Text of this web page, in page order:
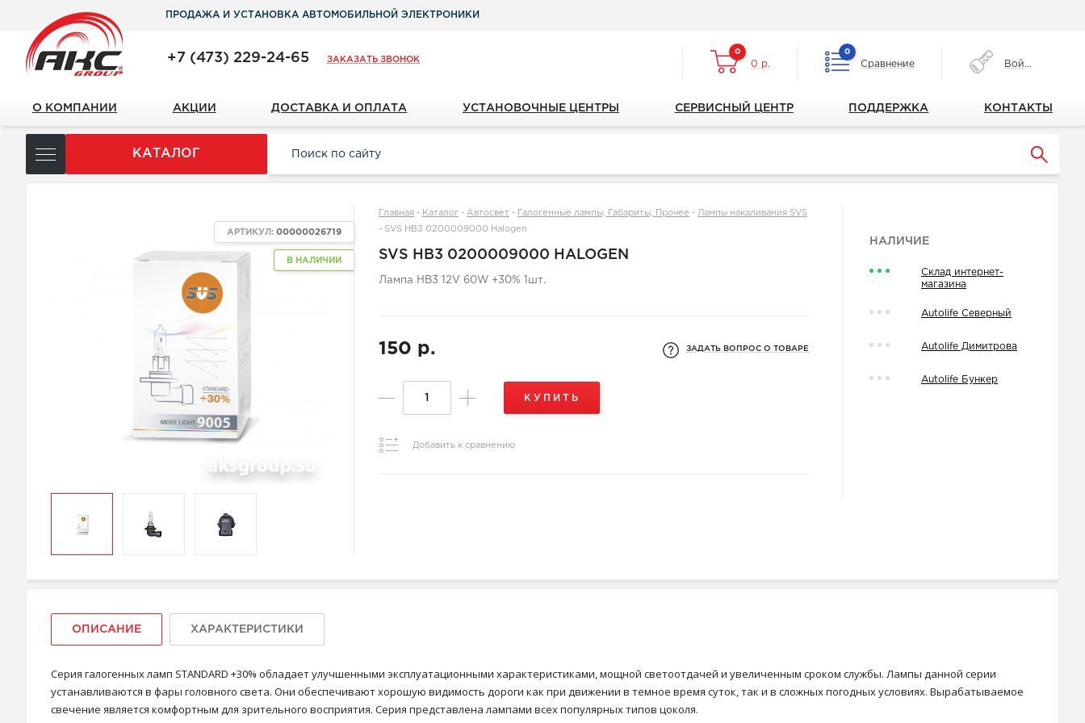
ПРОДАЖА И УСТАНОВКА АВТОМОБИЛЬНОЙ ЭЛЕКТРОНИКИ
+7 (473) 229-24-65 ЗАКАЗАТЬ ЗВОНОК
0
0 р.
0
Сравнение Войти
О КОМПАНИИ АКЦИИ ДОСТАВКА И ОПЛАТА УСТАНОВОЧНЫЕ ЦЕНТРЫ СЕРВИСНЫЙ ЦЕНТР ПОДДЕРЖКА КОНТАКТЫ
КАТАЛОГ
В НАЛИЧИИ
АРТИКУЛ:00000026719
Главная - Каталог -Автосвет - Галогенные лампы, Габариты, Прочее -Лампы накаливания SVS
- SVS HB3 0200009000 Halogen
SVS HB3 0200009000 HALOGEN
Лампа HB3 12V 60W +30% 1шт.
150 р. ЗАДАТЬ ВОПРОС О ТОВАРЕ
КУПИТЬ
Добавить к сравнению
НАЛИЧИЕ
Склад интернет-
магазина
Autolife Северный
Autolife Димитрова
Autolife Бункер
ОПИСАНИЕ ХАРАКТЕРИСТИКИ
Серия галогенных ламп STANDARD +30% обладает улучшенными эксплуатационными характеристиками, мощной светоотдачей и увеличенным сроком службы. Лампы данной серии
устанавливаются в фары головного света. Они обеспечивают хорошую видимость дороги как при движении в темное время суток, так и в сложных погодных условиях. Вырабатываемое
свечение является комфортным для зрительного восприятия. Серия представлена лампами всех популярных типов цоколя.